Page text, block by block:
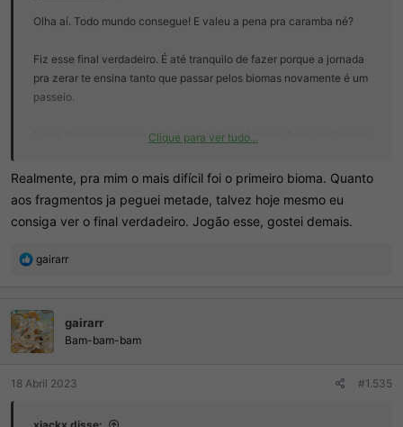
Olha aí. Todo mundo consegue! E valeu a pena pra caramba né?
Fiz esse final verdadeiro. É até tranquilo de fazer porque a jornada
pra zerar te ensina tanto que passar pelos biomas novamente é um
passeio.
Esses fragmentos para o final verdadeiro são meio fixos nos biomas
Clique para ver tudo...
Realmente, pra mim o mais difícil foi o primeiro bioma. Quanto
aos fragmentos ja peguei metade, talvez hoje mesmo eu
consiga ver o final verdadeiro. Jogão esse, gostei demais.
R
ç
õ
e
s
gairarr
gairarr
Bam-bam-bam
18 Abril 2023 #1.535